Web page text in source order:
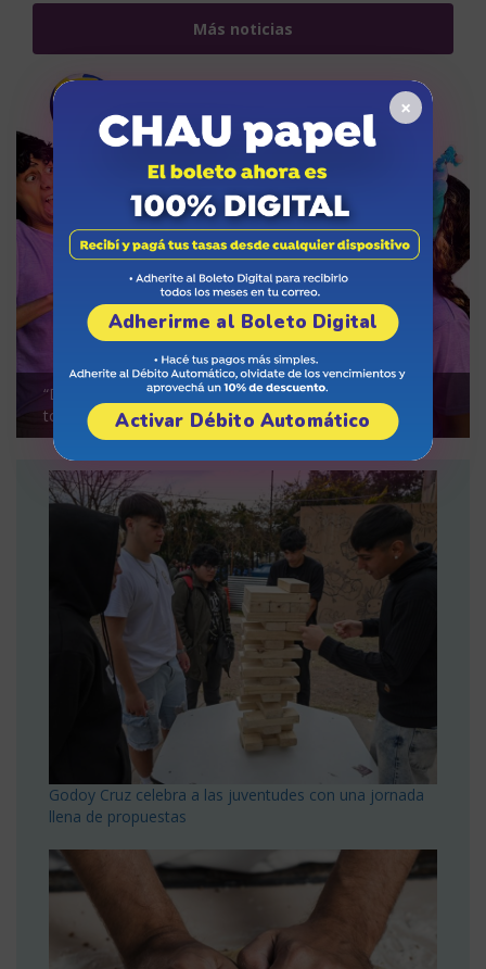
Más noticias
“Drago, la aventura de crecer”, una opción teatral para
toda la familia
Godoy Cruz celebra a las juventudes con una jornada
llena de propuestas
×
Adherirme al Boleto Digital
Activar Débito Automático